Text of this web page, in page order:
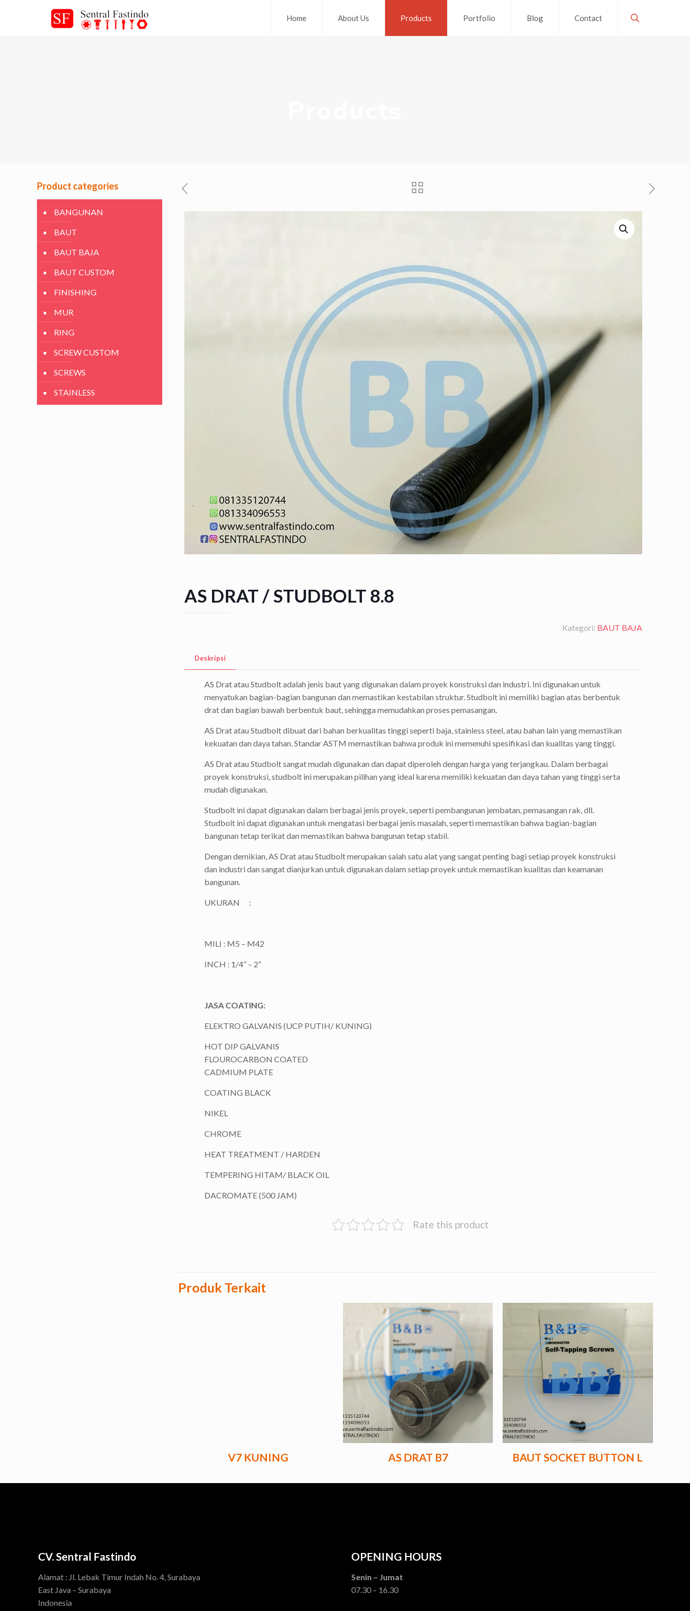
Home About Us Products Portfolio Blog Contact
AS DRAT / STUDBOLT 8.8
Kategori: BAUT BAJA
Deskripsi
AS Drat atau Studbolt adalah jenis baut yang digunakan dalam proyek konstruksi dan industri. Ini digunakan untuk
menyatukan bagian-bagian bangunan dan memastikan kestabilan struktur. Studbolt ini memiliki bagian atas berbentuk
drat dan bagian bawah berbentuk baut, sehingga memudahkan proses pemasangan.
AS Drat atau Studbolt dibuat dari bahan berkualitas tinggi seperti baja, stainless steel, atau bahan lain yang memastikan
kekuatan dan daya tahan. Standar ASTM memastikan bahwa produk ini memenuhi spesifikasi dan kualitas yang tinggi.
AS Drat atau Studbolt sangat mudah digunakan dan dapat diperoleh dengan harga yang terjangkau. Dalam berbagai
proyek konstruksi, studbolt ini merupakan pilihan yang ideal karena memiliki kekuatan dan daya tahan yang tinggi serta
mudah digunakan.
Studbolt ini dapat digunakan dalam berbagai jenis proyek, seperti pembangunan jembatan, pemasangan rak, dll.
Studbolt ini dapat digunakan untuk mengatasi berbagai jenis masalah, seperti memastikan bahwa bagian-bagian
bangunan tetap terikat dan memastikan bahwa bangunan tetap stabil.
Dengan demikian, AS Drat atau Studbolt merupakan salah satu alat yang sangat penting bagi setiap proyek konstruksi
dan industri dan sangat dianjurkan untuk digunakan dalam setiap proyek untuk memastikan kualitas dan keamanan
bangunan.
UKURAN :
MILI : M5 – M42
INCH : 1/4” – 2“
JASA COATING:
ELEKTRO GALVANIS (UCP PUTIH/ KUNING)
HOT DIP GALVANIS
FLOUROCARBON COATED
CADMIUM PLATE
COATING BLACK
NIKEL
CHROME
HEAT TREATMENT / HARDEN
TEMPERING HITAM/ BLACK OIL
DACROMATE (500 JAM)
Rate this product
Produk Terkait
V7 KUNING AS DRAT B7 BAUT SOCKET BUTTON L
Product categories
BANGUNAN
BAUT
BAUT BAJA
BAUT CUSTOM
FINISHING
MUR
RING
SCREW CUSTOM
SCREWS
STAINLESS
CV. Sentral Fastindo
Alamat : Jl. Lebak Timur Indah No. 4, Surabaya
East Java – Surabaya
Indonesia
OPENING HOURS
Senin – Jumat
07.30 – 16.30